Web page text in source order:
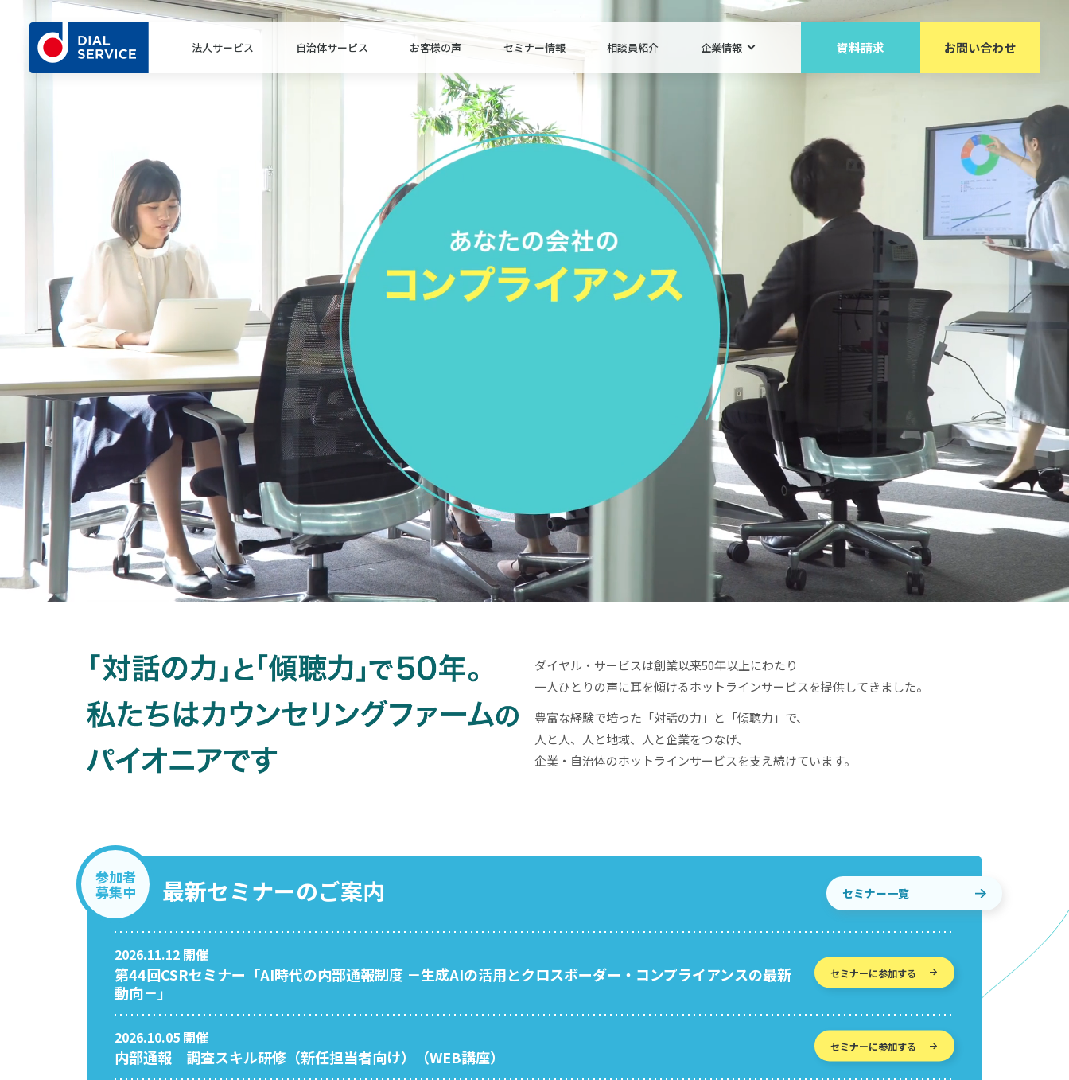
法人サービス 自治体サービス お客様の声 セミナー情報 相談員紹介 企業情報 資料請求 お問い合わせ
ダイヤル・サービスは創業以来50年以上にわたり
一人ひとりの声に耳を傾けるホットラインサービスを提供してきました。
豊富な経験で培った「対話の力」と「傾聴力」で、
人と人、人と地域、人と企業をつなげ、
企業・自治体のホットラインサービスを支え続けています。
参加者
募集中 最新セミナーのご案内
2026.11.12 開催
セミナーに参加する
第44回CSRセミナー「AI時代の内部通報制度 －生成AIの活用とクロスボーダー・コンプライアンスの最新
動向－」
2026.10.05 開催 セミナーに参加する
内部通報 調査スキル研修（新任担当者向け）（WEB講座）
セミナー一覧